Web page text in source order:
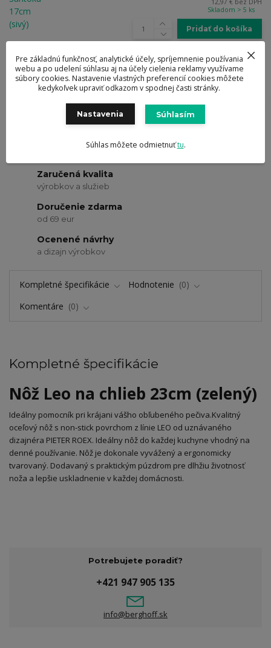
Skladom > 5 ks
Pridať do košíka
14,95 €
12,15 €bez DPH
Skladom > 5 ks
Pridať do košíka
Oficiálny eshop
Zaručená kvalita
výrobkov a služieb
Doručenie zdarma
od 69 eur
Ocenené návrhy
a dizajn výrobkov
Kompletné špecifikácie Hodnotenie
0
Komentáre
0
Kompletné špecifikácie
Nôž Leo na chlieb 23cm (zelený)
Ideálny pomocník pri krájani vášho obľubeného pečiva.Kvalitný
oceľový nôž s non-stick povrchom z línie LEO od uznávaného
dizajnéra PIETER ROEX. Ideálny nôž do každej kuchyne vhodný na
denné používanie. Nôž je dokonale vyvážený a ergonomicky
tvarovaný. Dodavaný s praktickým púzdrom pre dlhžiu životnosť
noža a lepšie uskladnenie v každej domácnosti.
Potrebujete poradiť?
+421 947 905 135
info@berghoff.sk
Pre základnú funkčnosť, analytické účely, spríjemnenie používania
webu a po udelení súhlasu aj na účely cielenia reklamy využívame
súbory cookies. Nastavenie vlastných preferencií cookies môžete
kedykoľvek upraviť odkazom v spodnej časti stránky.
Nastavenia Súhlasím
Súhlas môžete odmietnuťtu.